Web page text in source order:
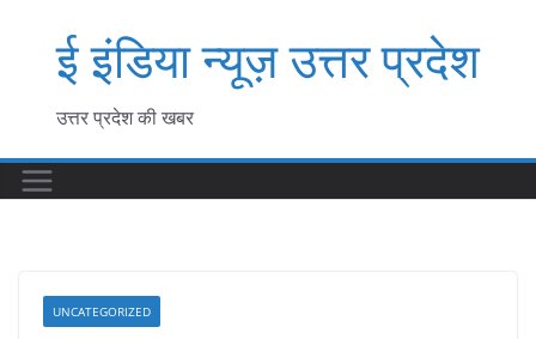
contentई इंडिया न्यूज़ उत्तर प्रदेश
उत्तर प्रदेश की खबर
UNCATEGORIZED